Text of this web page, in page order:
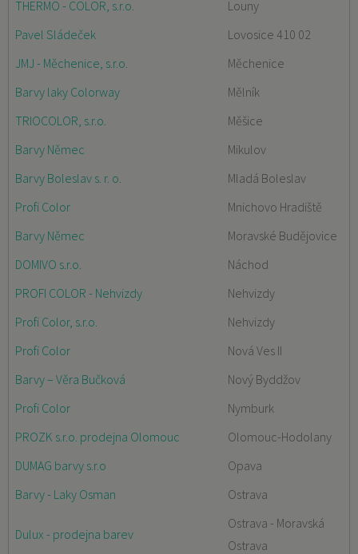
THERMO - COLOR, s.r.o.
Louny
Pavel Sládeček
Lovosice 410 02
JMJ - Měchenice, s.r.o.
Měchenice
Barvy laky Colorway
Mělník
TRIOCOLOR, s.r.o.
Měšice
Barvy Němec
Mikulov
Barvy Boleslav s. r. o.
Mladá Boleslav
Profi Color
Mnichovo Hradiště
Barvy Němec
Moravské Budějovice
DOMIVO s.r.o.
Náchod
PROFI COLOR - Nehvizdy
Nehvizdy
Profi Color, s.r.o.
Nehvizdy
Profi Color
Nová Ves II
Barvy – Věra Bučková
Nový Byddžov
Profi Color
Nymburk
PROZK s.r.o. prodejna Olomouc
Olomouc-Hodolany
DUMAG barvy s.r.o
Opava
Barvy - Laky Osman
Ostrava
Dulux - prodejna barev
Ostrava - Moravská
Ostrava